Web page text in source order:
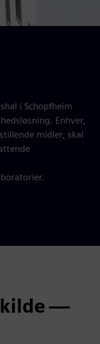
i Schopfheim
Enhver,
midler, skal
—